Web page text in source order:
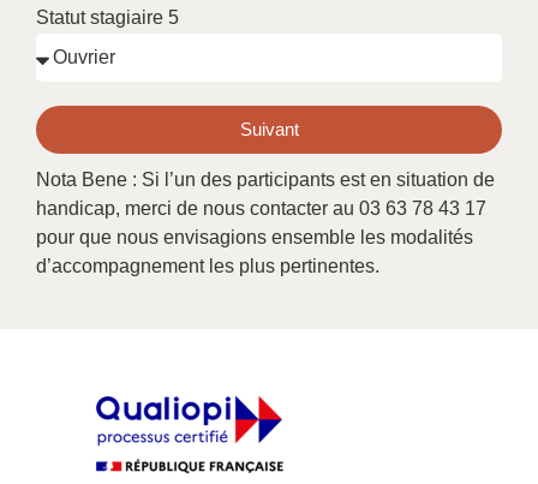
Statut stagiaire 5
Suivant
Nota Bene : Si l’un des participants est en situation de
handicap, merci de nous contacter au 03 63 78 43 17
pour que nous envisagions ensemble les modalités
d’accompagnement les plus pertinentes.